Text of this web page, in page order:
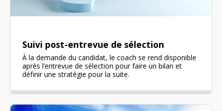
Suivi post-entrevue de sélection
À la demande du candidat, le coach se rend disponible
après l’entrevue de sélection pour faire un bilan et
définir une stratégie pour la suite.